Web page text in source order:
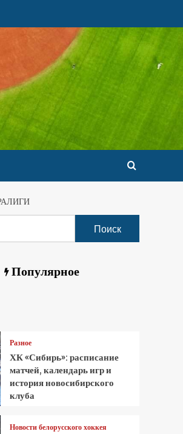
Популярное
Разное
ХК «Сибирь»: расписание
матчей, календарь игр и
история новосибирского
клуба
Новости белорусского хоккея